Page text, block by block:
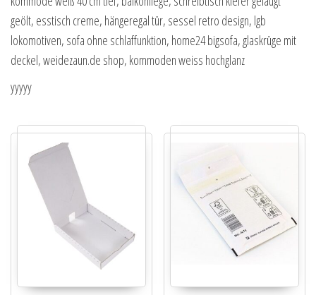
geölt, esstisch creme, hängeregal tür, sessel retro design, lgb
lokomotiven, sofa ohne schlaffunktion, home24 bigsofa, glaskrüge mit
deckel, weidezaun.de shop, kommoden weiss hochglanz
yyyyy